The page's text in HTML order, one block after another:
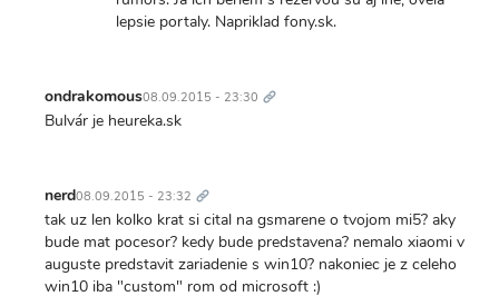
lepsie portaly. Napriklad fony.sk.
ondrakomous08.09.2015 - 23:30 odkaz
Bulvár je heureka.sk
nerd08.09.2015 - 23:32 odkaz
tak uz len kolko krat si cital na gsmarene o tvojom mi5? aky
bude mat pocesor? kedy bude predstavena? nemalo xiaomi v
auguste predstavit zariadenie s win10? nakoniec je z celeho
win10 iba "custom" rom od microsoft :)